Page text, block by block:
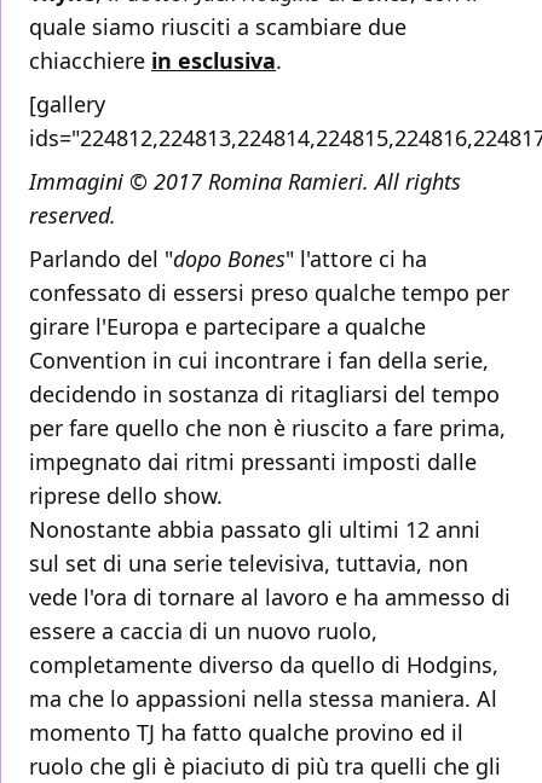
quale siamo riusciti a scambiare due
chiacchiere in esclusiva.
[gallery
Immagini © 2017 Romina Ramieri. All rights
reserved.
Parlando del "dopo Bones" l'attore ci ha
confessato di essersi preso qualche tempo per
girare l'Europa e partecipare a qualche
Convention in cui incontrare i fan della serie,
decidendo in sostanza di ritagliarsi del tempo
per fare quello che non è riuscito a fare prima,
impegnato dai ritmi pressanti imposti dalle
riprese dello show.
Nonostante abbia passato gli ultimi 12 anni
sul set di una serie televisiva, tuttavia, non
vede l'ora di tornare al lavoro e ha ammesso di
essere a caccia di un nuovo ruolo,
completamente diverso da quello di Hodgins,
ma che lo appassioni nella stessa maniera. Al
momento TJ ha fatto qualche provino ed il
ruolo che gli è piaciuto di più tra quelli che gli